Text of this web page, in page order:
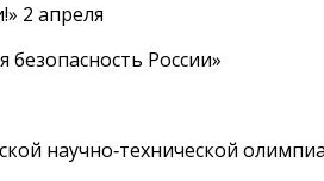
2 апреля
России»
научно‑технической